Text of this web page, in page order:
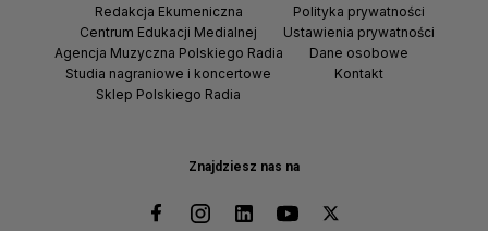
Znajdziesz nas na
Redakcja Ekumeniczna
Centrum Edukacji Medialnej
Agencja Muzyczna Polskiego Radia
Studia nagraniowe i koncertowe
Sklep Polskiego Radia
Polityka prywatności
Ustawienia prywatności
Dane osobowe
Kontakt